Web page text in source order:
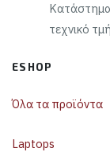
Κατάστημα
τεχνικό
ESHOP
Όλα τα προϊόντα
Laptops